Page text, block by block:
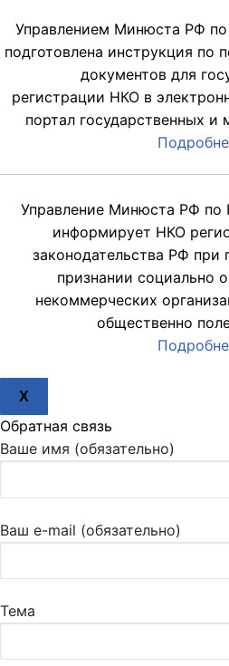
Управлением Минюста РФ
подготовлена инструкция по
документов для
регистрации НКО в
портал государственных и
Управление Минюста РФ по
информирует НКО
законодательства РФ при
признании социально
некоммерческих
общественно
X
Обратная связь
Ваше имя (обязательно)
Ваш e-mail (обязательно)
Тема